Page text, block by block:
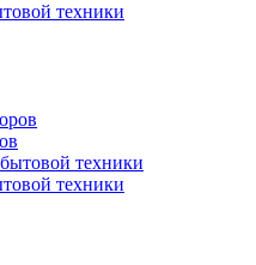
техники
техники
техники